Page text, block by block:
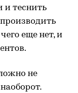
и теснить
еще нет, и
не